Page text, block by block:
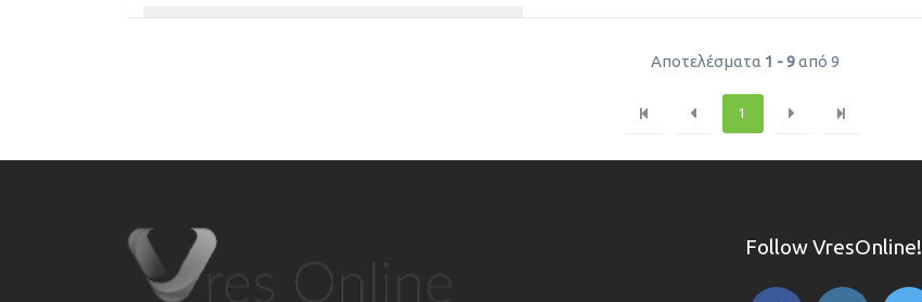
Αποτελέσματα 1 - 9από 9
1
Follow VresOnline!